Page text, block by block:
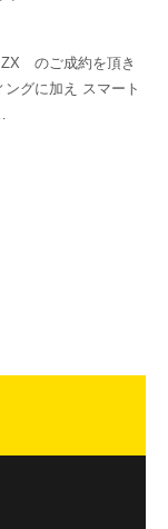
のご成約を頂き
グに加え スマート